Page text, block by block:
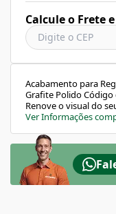
Calcule o Frete
Acabamento para
Grafite Polido Código
Renove o visual do
Acabamento para
durabilidade, este
moderno e
prático e confortável
de ½", ¾" e 1".
Camada de cromado
Ver Informações